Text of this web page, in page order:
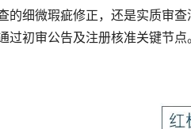
的细微瑕疵修正，还是实质审
过初审公告及注册核准关键节点。